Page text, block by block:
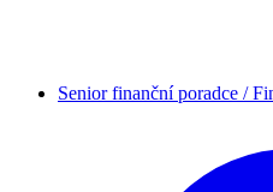
Senior finanční poradce /